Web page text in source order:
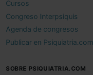
Cursos
Congreso Interpsiquis
Agenda de congresos
Publicar en Psiquiatria.com
SOBRE PSIQUIATRIA.COM